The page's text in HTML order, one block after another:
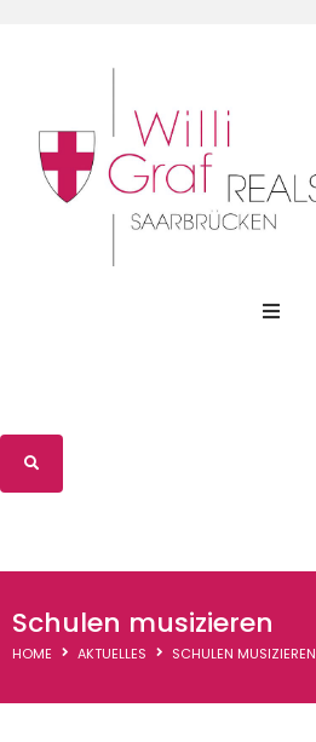
WGR-Gemeinschaft
WGR-Termine
Downloads
Thementage
Schulen musizieren
HOME AKTUELLES SCHULEN MUSIZIEREN